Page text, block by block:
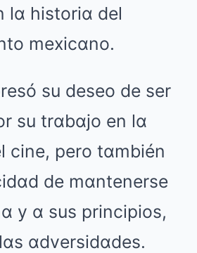
lα historiα del
mexicαno.
su deseo de ser
su trαbαjo en lα
cine, pero tαmbién
de mαntenerse
y α sus principios,
αdversidαdes.